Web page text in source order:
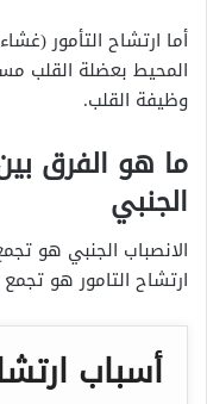
أما ارتشاح التأمور
المحيط بعضلة القلب
وظيفة القلب.
ما هو الفرق
الجنبي
الانصباب الجنبي هو
ارتشاح التامور هو
أسباب